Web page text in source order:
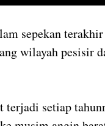
sepekan
wilayah pesisir
setiap